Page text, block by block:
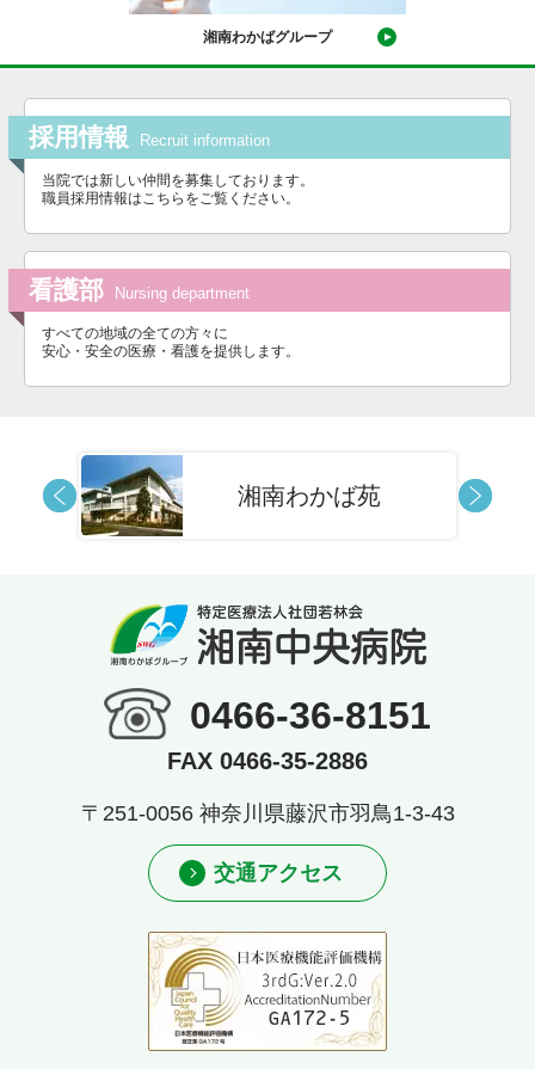
湘南わかばグループ
採用情報 Recruit information
当院では新しい仲間を募集しております。
職員採用情報はこちらをご覧ください。
看護部 Nursing department
すべての地域の全ての方々に
安心・安全の医療・看護を提供します。
かば苑
いきいきサポ
0466-36-8151
FAX 0466-35-2886
〒251-0056 神奈川県藤沢市羽鳥1-3-43
交通アクセス